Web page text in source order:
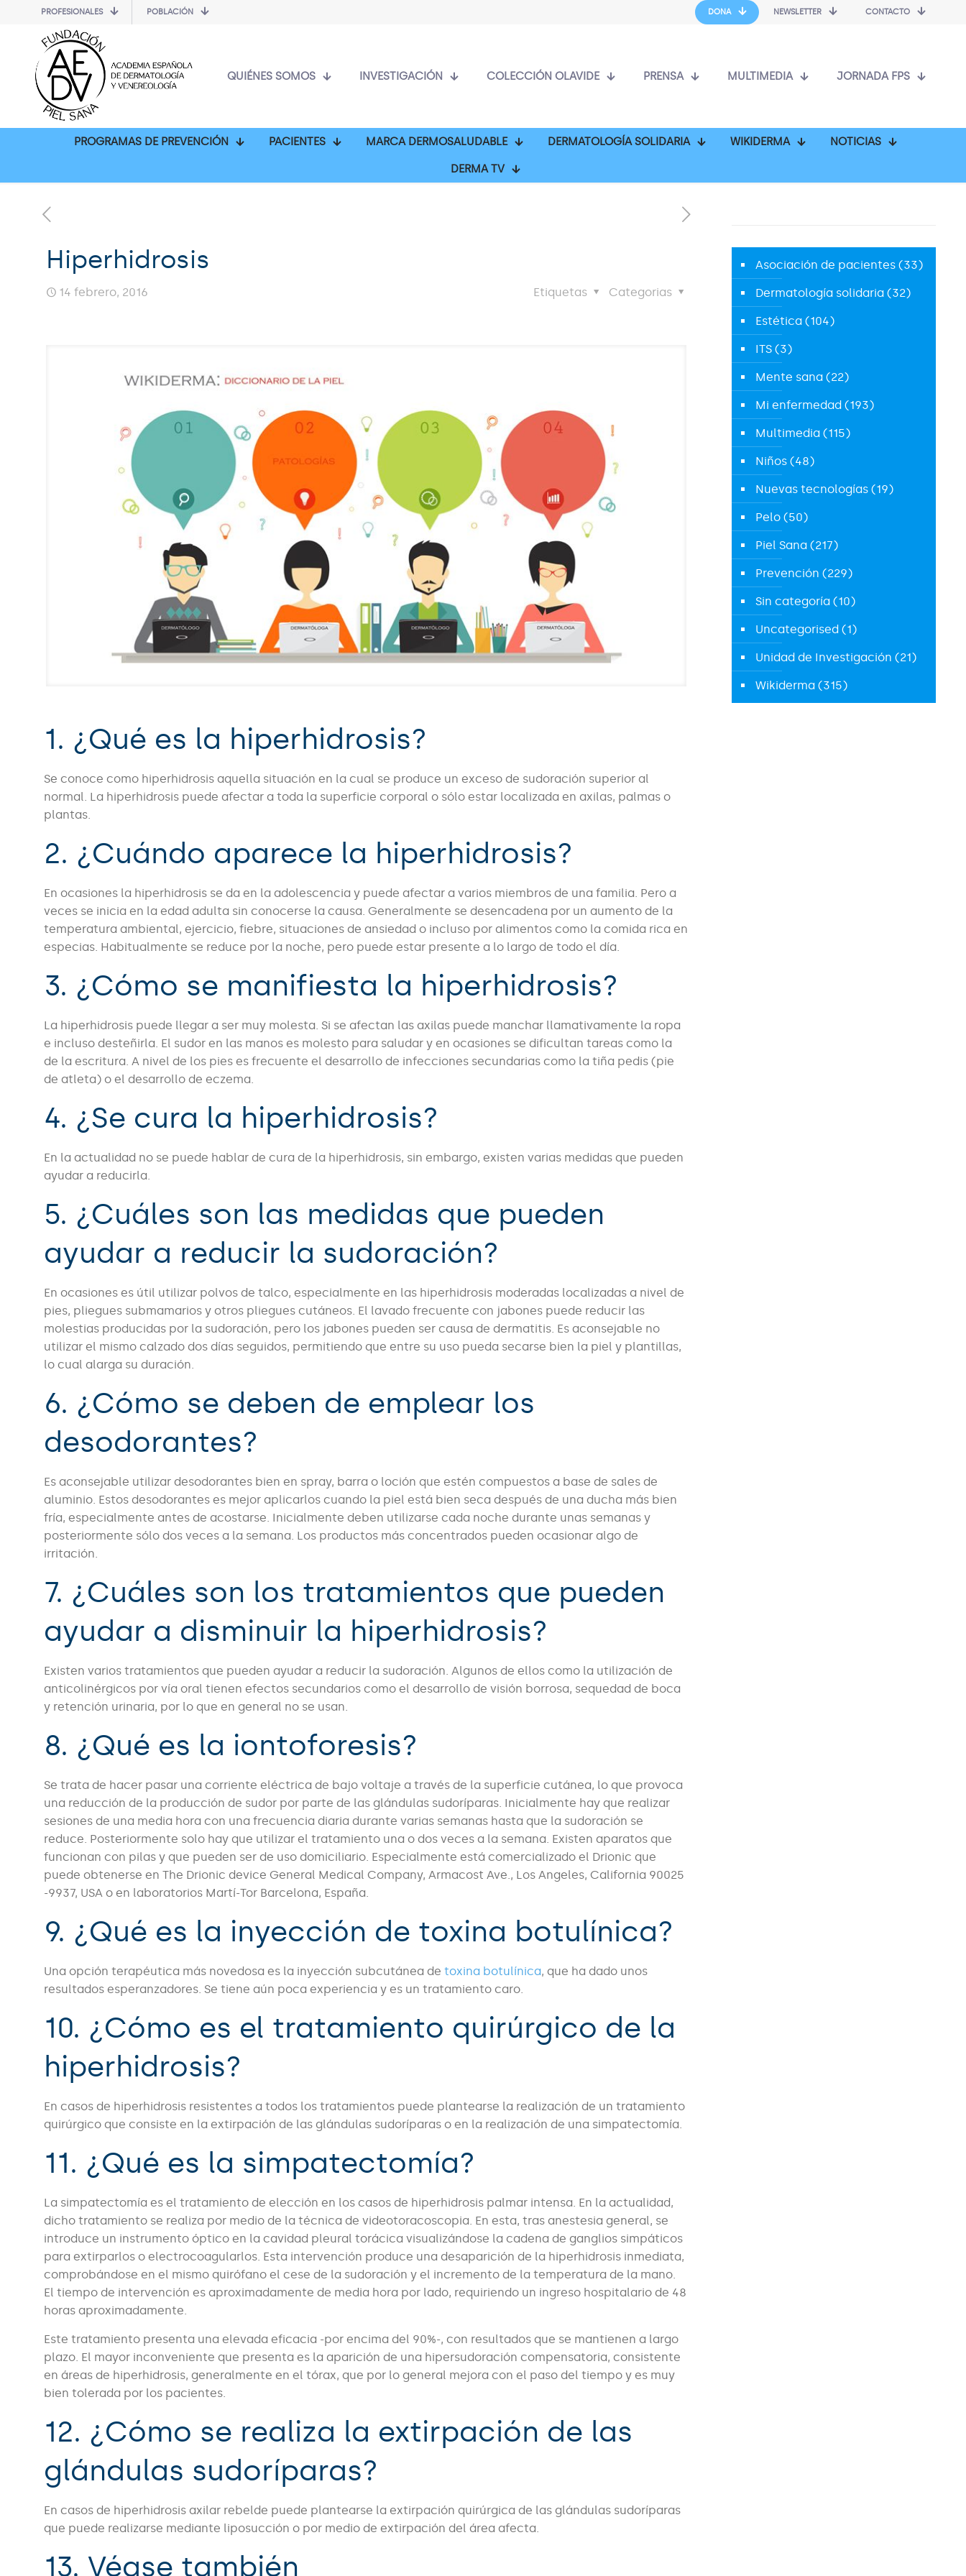
PROFESIONALES POBLACIÓN DONA NEWSLETTER CONTACTO
QUIÉNES SOMOS INVESTIGACIÓN COLECCIÓN OLAVIDE PRENSA MULTIMEDIA JORNADA FPS
PROGRAMAS DE PREVENCIÓN PACIENTES MARCA DERMOSALUDABLE DERMATOLOGÍA SOLIDARIA WIKIDERMA NOTICIAS
DERMA TV
Hiperhidrosis
14 febrero, 2016 Categorias
Etiquetas
1. ¿Qué es la hiperhidrosis?
Se conoce como hiperhidrosis aquella situación en la cual se produce un exceso de sudoración superior al
normal. La hiperhidrosis puede afectar a toda la superficie corporal o sólo estar localizada en axilas, palmas o
plantas.
2. ¿Cuándo aparece la hiperhidrosis?
En ocasiones la hiperhidrosis se da en la adolescencia y puede afectar a varios miembros de una familia. Pero a
veces se inicia en la edad adulta sin conocerse la causa. Generalmente se desencadena por un aumento de la
temperatura ambiental, ejercicio, fiebre, situaciones de ansiedad o incluso por alimentos como la comida rica en
especias. Habitualmente se reduce por la noche, pero puede estar presente a lo largo de todo el día.
3. ¿Cómo se manifiesta la hiperhidrosis?
La hiperhidrosis puede llegar a ser muy molesta. Si se afectan las axilas puede manchar llamativamente la ropa
e incluso desteñirla. El sudor en las manos es molesto para saludar y en ocasiones se dificultan tareas como la
de la escritura. A nivel de los pies es frecuente el desarrollo de infecciones secundarias como la tiña pedis (pie
de atleta) o el desarrollo de eczema.
4. ¿Se cura la hiperhidrosis?
En la actualidad no se puede hablar de cura de la hiperhidrosis, sin embargo, existen varias medidas que pueden
ayudar a reducirla.
5. ¿Cuáles son las medidas que pueden
ayudar a reducir la sudoración?
En ocasiones es útil utilizar polvos de talco, especialmente en las hiperhidrosis moderadas localizadas a nivel de
pies, pliegues submamarios y otros pliegues cutáneos. El lavado frecuente con jabones puede reducir las
molestias producidas por la sudoración, pero los jabones pueden ser causa de dermatitis. Es aconsejable no
utilizar el mismo calzado dos días seguidos, permitiendo que entre su uso pueda secarse bien la piel y plantillas,
lo cual alarga su duración.
6. ¿Cómo se deben de emplear los
desodorantes?
Es aconsejable utilizar desodorantes bien en spray, barra o loción que estén compuestos a base de sales de
aluminio. Estos desodorantes es mejor aplicarlos cuando la piel está bien seca después de una ducha más bien
fría, especialmente antes de acostarse. Inicialmente deben utilizarse cada noche durante unas semanas y
posteriormente sólo dos veces a la semana. Los productos más concentrados pueden ocasionar algo de
irritación.
7. ¿Cuáles son los tratamientos que pueden
ayudar a disminuir la hiperhidrosis?
Existen varios tratamientos que pueden ayudar a reducir la sudoración. Algunos de ellos como la utilización de
anticolinérgicos por vía oral tienen efectos secundarios como el desarrollo de visión borrosa, sequedad de boca
y retención urinaria, por lo que en general no se usan.
8. ¿Qué es la iontoforesis?
Se trata de hacer pasar una corriente eléctrica de bajo voltaje a través de la superficie cutánea, lo que provoca
una reducción de la producción de sudor por parte de las glándulas sudoríparas. Inicialmente hay que realizar
sesiones de una media hora con una frecuencia diaria durante varias semanas hasta que la sudoración se
reduce. Posteriormente solo hay que utilizar el tratamiento una o dos veces a la semana. Existen aparatos que
funcionan con pilas y que pueden ser de uso domiciliario. Especialmente está comercializado el Drionic que
puede obtenerse en The Drionic device General Medical Company, Armacost Ave., Los Angeles, California 90025
-9937, USA o en laboratorios Martí-Tor Barcelona, España.
9. ¿Qué es la inyección de toxina botulínica?
Una opción terapéutica más novedosa es la inyección subcutánea detoxina botulínica, que ha dado unos
resultados esperanzadores. Se tiene aún poca experiencia y es un tratamiento caro.
10. ¿Cómo es el tratamiento quirúrgico de la
hiperhidrosis?
En casos de hiperhidrosis resistentes a todos los tratamientos puede plantearse la realización de un tratamiento
quirúrgico que consiste en la extirpación de las glándulas sudoríparas o en la realización de una simpatectomía.
11. ¿Qué es la simpatectomía?
La simpatectomía es el tratamiento de elección en los casos de hiperhidrosis palmar intensa. En la actualidad,
dicho tratamiento se realiza por medio de la técnica de videotoracoscopia. En esta, tras anestesia general, se
introduce un instrumento óptico en la cavidad pleural torácica visualizándose la cadena de ganglios simpáticos
para extirparlos o electrocoagularlos. Esta intervención produce una desaparición de la hiperhidrosis inmediata,
comprobándose en el mismo quirófano el cese de la sudoración y el incremento de la temperatura de la mano.
El tiempo de intervención es aproximadamente de media hora por lado, requiriendo un ingreso hospitalario de 48
horas aproximadamente.
Este tratamiento presenta una elevada eficacia -por encima del 90%-, con resultados que se mantienen a largo
plazo. El mayor inconveniente que presenta es la aparición de una hipersudoración compensatoria, consistente
en áreas de hiperhidrosis, generalmente en el tórax, que por lo general mejora con el paso del tiempo y es muy
bien tolerada por los pacientes.
12. ¿Cómo se realiza la extirpación de las
glándulas sudoríparas?
En casos de hiperhidrosis axilar rebelde puede plantearse la extirpación quirúrgica de las glándulas sudoríparas
que puede realizarse mediante liposucción o por medio de extirpación del área afecta.
13. Véase también
Asociación de pacientes (33)
Dermatología solidaria (32)
Estética (104)
ITS (3)
Mente sana (22)
Mi enfermedad (193)
Multimedia (115)
Niños (48)
Nuevas tecnologías (19)
Pelo (50)
Piel Sana (217)
Prevención (229)
Sin categoría (10)
Uncategorised (1)
Unidad de Investigación (21)
Wikiderma (315)